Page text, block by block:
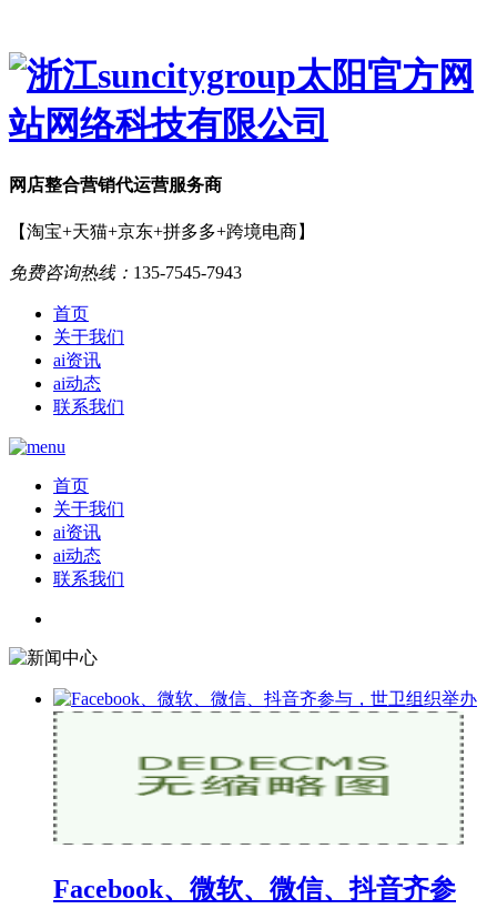
网店整合营销代运营服务商
【淘宝+天猫+京东+拼多多+跨境电商】
免费咨询热线： 135-7545-7943
首页
关于我们
ai资讯
ai动态
联系我们
首页
关于我们
ai资讯
ai动态
联系我们
Facebook、微软、微信、抖音齐参